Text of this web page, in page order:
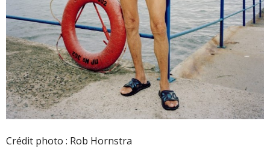
Crédit photo : Rob Hornstra